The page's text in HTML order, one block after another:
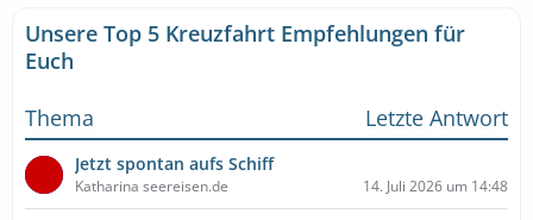
Unsere Top 5 Kreuzfahrt Empfehlungen für
Euch
Thema
Letzte Antwort
Jetzt spontan aufs Schiff
Katharina seereisen.de 14. Juli 2026 um 14:48